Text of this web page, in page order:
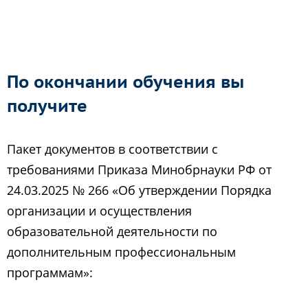
По окончании обучения вы
получите
Пакет документов в соответствии с
требованиями Приказа Минобрнауки РФ от
24.03.2025 № 266 «Об утверждении Порядка
организации и осуществления
образовательной деятельности по
дополнительным профессиональным
программам»: